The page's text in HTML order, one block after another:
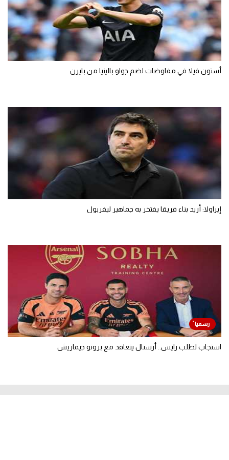
أستون فيلا في مفاوضات لضم جواو بالينيا من بايرن
إيراولا: أريد بناء فريقا يفتخر به جماهير ليفربول
استجاب لطلب رايس.. أرسنال يتعاقد مع برونو جيماريش